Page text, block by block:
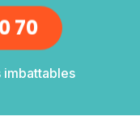
70
imbattables